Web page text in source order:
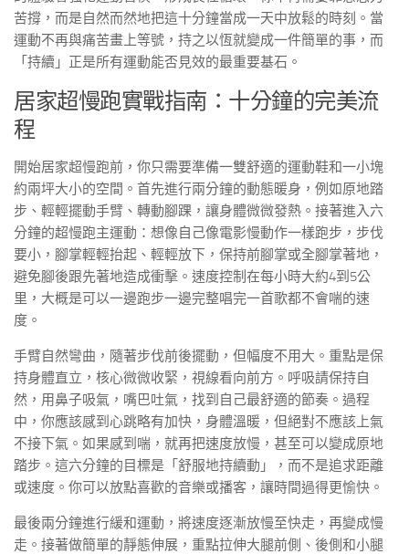
苦撐，而是自然而然地把這十分鐘當成一天中放鬆的時刻。當
運動不再與痛苦畫上等號，持之以恆就變成一件簡單的事，而
「持續」正是所有運動能否見效的最重要基石。
居家超慢跑實戰指南：十分鐘的完美流
程
開始居家超慢跑前，你只需要準備一雙舒適的運動鞋和一小塊
約兩坪大小的空間。首先進行兩分鐘的動態暖身，例如原地踏
步、輕輕擺動手臂、轉動腳踝，讓身體微微發熱。接著進入六
分鐘的超慢跑主運動：想像自己像電影慢動作一樣跑步，步伐
要小，腳掌輕輕抬起、輕輕放下，保持前腳掌或全腳掌著地，
避免腳後跟先著地造成衝擊。速度控制在每小時大約4到5公
里，大概是可以一邊跑步一邊完整唱完一首歌都不會喘的速
度。
手臂自然彎曲，隨著步伐前後擺動，但幅度不用大。重點是保
持身體直立，核心微微收緊，視線看向前方。呼吸請保持自
然，用鼻子吸氣，嘴巴吐氣，找到自己最舒適的節奏。過程
中，你應該感到心跳略有加快，身體溫暖，但絕對不應該上氣
不接下氣。如果感到喘，就再把速度放慢，甚至可以變成原地
踏步。這六分鐘的目標是「舒服地持續動」，而不是追求距離
或速度。你可以放點喜歡的音樂或播客，讓時間過得更愉快。
最後兩分鐘進行緩和運動，將速度逐漸放慢至快走，再變成慢
走。接著做簡單的靜態伸展，重點拉伸大腿前側、後側和小腿